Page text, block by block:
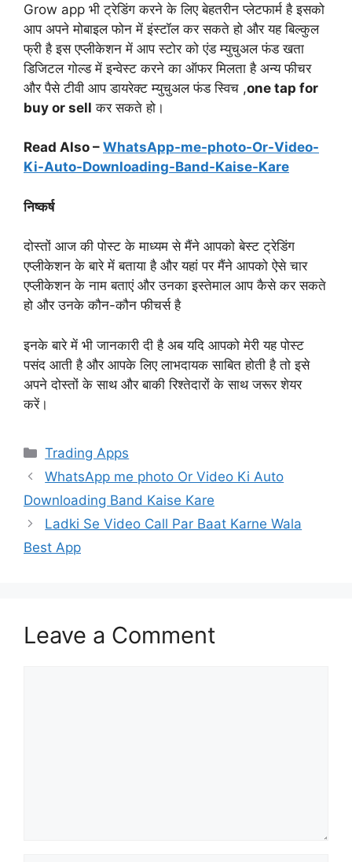
Grow app भी ट्रेडिंग करने के लिए बेहतरीन प्लेटफार्म है इसको
आप अपने मोबाइल फोन में इंस्टॉल कर सकते हो और यह बिल्कुल
फ्री है इस एप्लीकेशन में आप स्टोर को एंड म्युचुअल फंड खता
डिजिटल गोल्ड में इन्वेस्ट करने का ऑफर मिलता है अन्य फीचर
और पैसे टीवी आप डायरेक्ट म्युचुअल फंड स्विच ,one tap for
buy or sell कर सकते हो।
Read Also – WhatsApp-me-photo-Or-Video-
Ki-Auto-Downloading-Band-Kaise-Kare
निष्कर्ष
दोस्तों आज की पोस्ट के माध्यम से मैंने आपको बेस्ट ट्रेडिंग
एप्लीकेशन के बारे में बताया है और यहां पर मैंने आपको ऐसे चार
एप्लीकेशन के नाम बताएं और उनका इस्तेमाल आप कैसे कर सकते
हो और उनके कौन-कौन फीचर्स है
इनके बारे में भी जानकारी दी है अब यदि आपको मेरी यह पोस्ट
पसंद आती है और आपके लिए लाभदायक साबित होती है तो इसे
अपने दोस्तों के साथ और बाकी रिश्तेदारों के साथ जरूर शेयर
करें।
Categories
Trading Apps
WhatsApp me photo Or Video Ki Auto
Downloading Band Kaise Kare
Ladki Se Video Call Par Baat Karne Wala
Best App
Leave a Comment